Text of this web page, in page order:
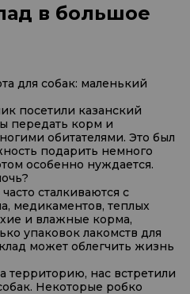
в большое
собак: маленький
посетили казанский
передать корм и
обитателями. Это был
подарить немного
особенно нуждается.
сталкиваются с
медикаментов, теплых
и влажные корма,
упаковок лакомств для
может облегчить жизнь
нас встретили
Некоторые робко